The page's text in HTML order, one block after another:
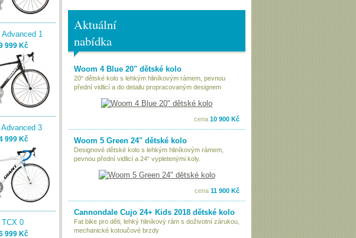
1
999 Kč
3
999 Kč
TCX 0
999 Kč
Aktuální
nabídka
Woom 4 Blue 20" dětské kolo
20“ dětské kolo s lehkým hliníkovým rámem, pevnou
přední vidlicí a do detailu propracovaným designem
cena 10 900 Kč
Woom 5 Green 24" dětské kolo
Designové dětské kolo s lehkým hliníkovým rámem,
pevnou přední vidlicí a 24“ vypletenými koly.
cena 11 900 Kč
Cannondale Cujo 24+ Kids 2018 dětské kolo
Fat bike pro děti, lehký hliníkový rám s doživotní zárukou,
mechanické kotoučové brzdy